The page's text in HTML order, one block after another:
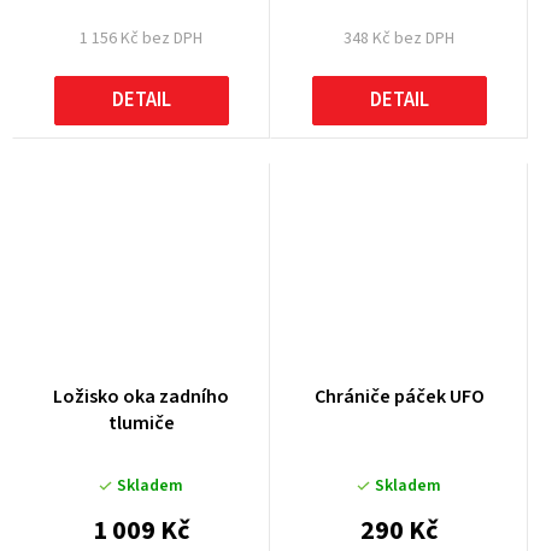
1 156 Kč bez DPH
DETAIL
348 Kč bez DPH
DETAIL
Ložisko oka zadního
tlumiče
Skladem
1 009 Kč
Chrániče páček UFO
Skladem
290 Kč